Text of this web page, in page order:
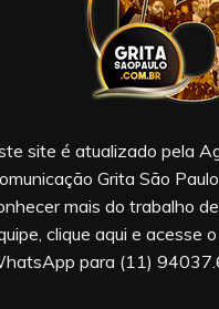
site é atualizado pela
Grita São
mais do trabalho
clique aqui e acesse
para (11)